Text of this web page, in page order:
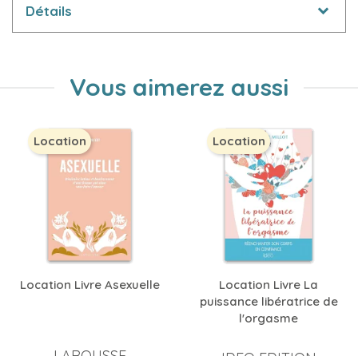
Détails
Vous aimerez aussi
Location Livre Asexuelle
Location
Location Livre La
puissance libératrice de
l'orgasme
Location